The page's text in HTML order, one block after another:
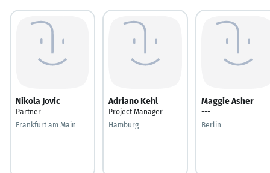
Nikola Jovic
Partner
Frankfurt am Main
Adriano Kehl
Project Manager
Hamburg
Maggie Asher
---
Berlin